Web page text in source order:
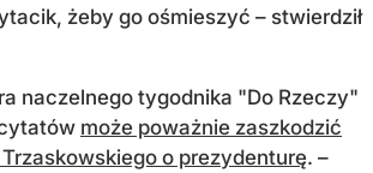
żeby go ośmieszyć – stwierdził
naczelnego tygodnika "Do Rzeczy"
może poważnie zaszkodzić
Trzaskowskiego o prezydenturę. –